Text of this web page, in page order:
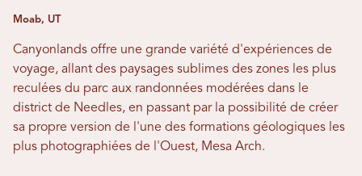
Moab, UT
Canyonlands offre une grande variété d'expériences de
voyage, allant des paysages sublimes des zones les plus
reculées du parc aux randonnées modérées dans le
district de Needles, en passant par la possibilité de créer
sa propre version de l'une des formations géologiques les
plus photographiées de l'Ouest, Mesa Arch.